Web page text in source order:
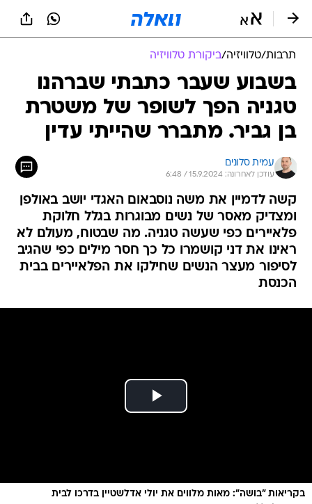
תרבות/טלוויזיה/ביקורת טלוויזיה
בשבוע שעבר כתבתי שברהנו
טגניה הפך לשופר של משטרת
בן גביר. מתברר שהייתי עדין
עמית סלונים
עודכן לאחרונה: 15.9.2024 / 6:48
קשה לדמיין את משה נוסבאום האגדי יושב באולפן
ומצדיק מאסר של נשים מבוגרות בגלל חלוקת
פלאיירים כפי שעשה טגניה. מה שבטוח, מעולם לא
ראינו את דני קושמרו כל כך חסר מילים כפי שהגיב
לסיפור מעצר הנשים שחילקו את הפלאיירים בבית
הכנסת
בקריאות "בושה": מאות מלווים את יולי אדלשטיין בדרכו לבית